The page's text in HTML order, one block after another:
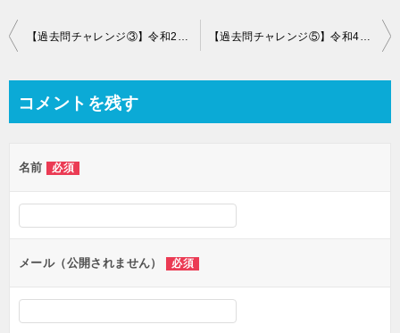
投
ビ
ー
シ
ョ
ン
【過去問チャレンジ③】令和2年度の結果と課題｜解答順を変えて見えた弱点と対策 【過去問チャレンジ⑤】令和4年度の結果と課題｜得点アップも応用能力問題で不合格
コメントを残す
名前 必須
メール（公開されません） 必須